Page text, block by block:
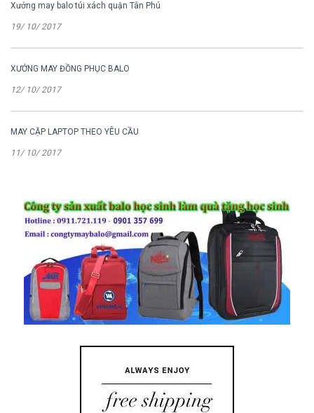
Xưởng may balo túi xách quận Tân Phú
19/ 10/ 2017
XƯỞNG MAY ĐỒNG PHỤC BALO
12/ 10/ 2017
MAY CẶP LAPTOP THEO YÊU CẦU
11/ 10/ 2017